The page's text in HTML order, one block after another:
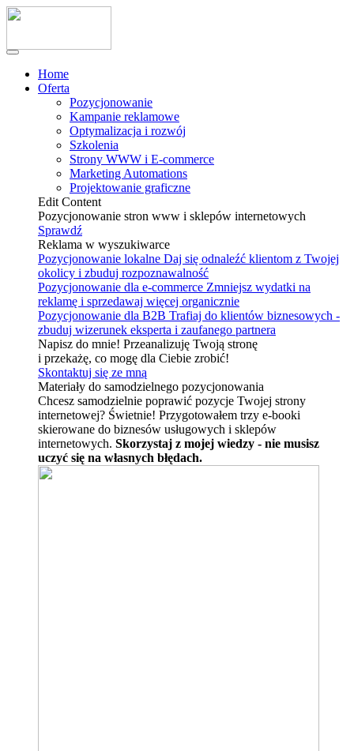
Home
Oferta
Pozycjonowanie
Kampanie reklamowe
Optymalizacja i rozwój
Szkolenia
Strony WWW i E-commerce
Marketing Automations
Projektowanie graficzne
Edit Content
Pozycjonowanie stron www i sklepów internetowych
Sprawdź
Reklama w wyszukiwarce
Pozycjonowanie lokalne Daj się odnaleźć klientom z Twojej
okolicy i zbuduj rozpoznawalność
Pozycjonowanie dla e-commerce Zmniejsz wydatki na
reklamę i sprzedawaj więcej organicznie
Pozycjonowanie dla B2B Trafiaj do klientów biznesowych -
zbuduj wizerunek eksperta i zaufanego partnera
Napisz do mnie! Przeanalizuję Twoją stronę
i przekażę, co mogę dla Ciebie zrobić!
Skontaktuj się ze mną
Materiały do samodzielnego pozycjonowania
Chcesz samodzielnie poprawić pozycje Twojej strony
internetowej? Świetnie! Przygotowałem trzy e-booki
skierowane do biznesów usługowych i sklepów
internetowych. Skorzystaj z mojej wiedzy - nie musisz
uczyć się na własnych błędach.